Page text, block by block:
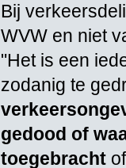
Bij
WVW en niet
"Het is een
zodanig te
gedood of
toegebracht